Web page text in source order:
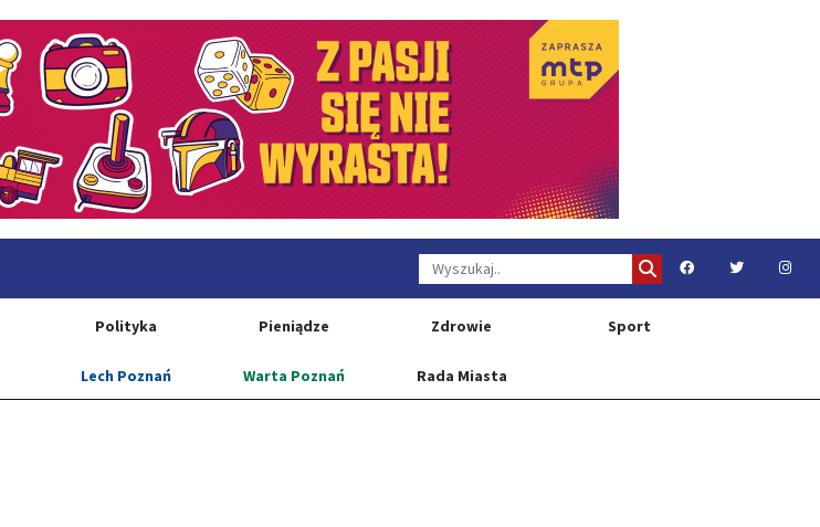
Polityka Pieniądze Zdrowie Sport
Lech Poznań Warta Poznań Rada Miasta